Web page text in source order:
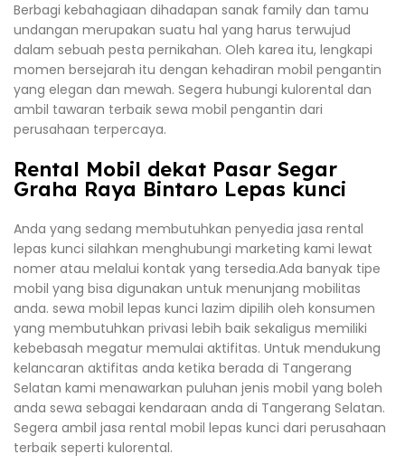
Berbagi kebahagiaan dihadapan sanak family dan tamu
undangan merupakan suatu hal yang harus terwujud
dalam sebuah pesta pernikahan. Oleh karea itu, lengkapi
momen bersejarah itu dengan kehadiran mobil pengantin
yang elegan dan mewah. Segera hubungi kulorental dan
ambil tawaran terbaik sewa mobil pengantin dari
perusahaan terpercaya.
Rental Mobil dekat Pasar Segar
Graha Raya Bintaro Lepas kunci
Anda yang sedang membutuhkan penyedia jasa rental
lepas kunci silahkan menghubungi marketing kami lewat
nomer atau melalui kontak yang tersedia.Ada banyak tipe
mobil yang bisa digunakan untuk menunjang mobilitas
anda. sewa mobil lepas kunci lazim dipilih oleh konsumen
yang membutuhkan privasi lebih baik sekaligus memiliki
kebebasah megatur memulai aktifitas. Untuk mendukung
kelancaran aktifitas anda ketika berada di Tangerang
Selatan kami menawarkan puluhan jenis mobil yang boleh
anda sewa sebagai kendaraan anda di Tangerang Selatan.
Segera ambil jasa rental mobil lepas kunci dari perusahaan
terbaik seperti kulorental.